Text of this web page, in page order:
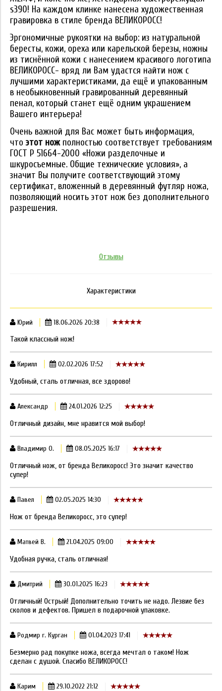
s390! На каждом клинке нанесена художественная
гравировка в стиле бренда ВЕЛИКОРОСС!
Эргономичные рукоятки на выбор: из натуральной
бересты, кожи, ореха или карельской березы, ножны
из тиснённой кожи с нанесением красивого логотипа
ВЕЛИКОРОСС- вряд ли Вам удастся найти нож с
лучшими характеристиками, да ещё и упакованным
в необыкновенный гравированный деревянный
пенал, который станет ещё одним украшением
Вашего интерьера!
Очень важной для Вас может быть информация,
чтоэтот ножполностью соответствует требованиям
ГОСТ Р 51664-2000 «Ножи разделочные и
шкуросъемные. Общие технические условия», а
значит Вы получите соответствующий этому
сертификат, вложенный в деревянный футляр ножа,
позволяющий носить этот нож без дополнительного
разрешения.
Отзывы
Характеристики
Юрий 18.06.2026 20:38
Такой классный нож!
Кирилл 02.02.2026 17:52
Удобный, сталь отличная, все здорово!
Александр 24.01.2026 12:25
Отличный дизайн, мне нравится мой выбор!
Владимир О. 08.05.2025 16:17
Отличный нож, от бренда Великоросс! Это значит качество
супер!
Павел 02.05.2025 14:30
Нож от бренда Великоросс, это супер!
Матвей В. 21.04.2025 09:00
Удобная ручка, сталь отличная!
Дмитрий 30.01.2025 16:23
Отличный! Острый! Дополнительно точить не надо. Лезвие без
сколов и дефектов. Пришел в подарочной упаковке.
Родмир г. Курган 01.04.2023 17:41
Безмерно рад покупке ножа, всегда мечтал о таком! Нож
сделан с душой. Спасибо ВЕЛИКОРОСС!
Карим 29.10.2022 21:12